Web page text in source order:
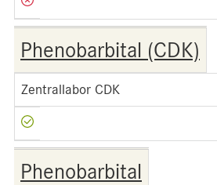
Phenobarbital (CDK)
Zentrallabor CDK
Phenobarbital